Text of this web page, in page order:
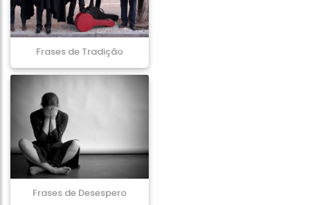
Frases de Tradição
Frases de Desespero